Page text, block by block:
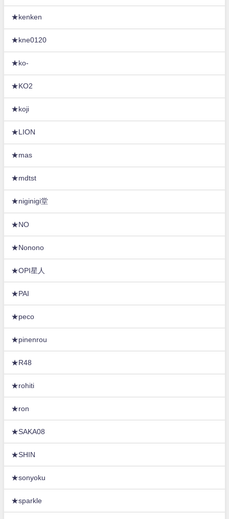
★kenken
★kne0120
★ko-
★KO2
★koji
★LION
★mas
★mdtst
★niginigi堂
★NO
★Nonono
★OPI星人
★PAI
★peco
★pinenrou
★R48
★rohiti
★ron
★SAKA08
★SHIN
★sonyoku
★sparkle